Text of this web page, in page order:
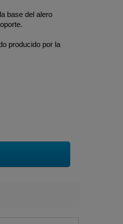
base del alero
producido por la